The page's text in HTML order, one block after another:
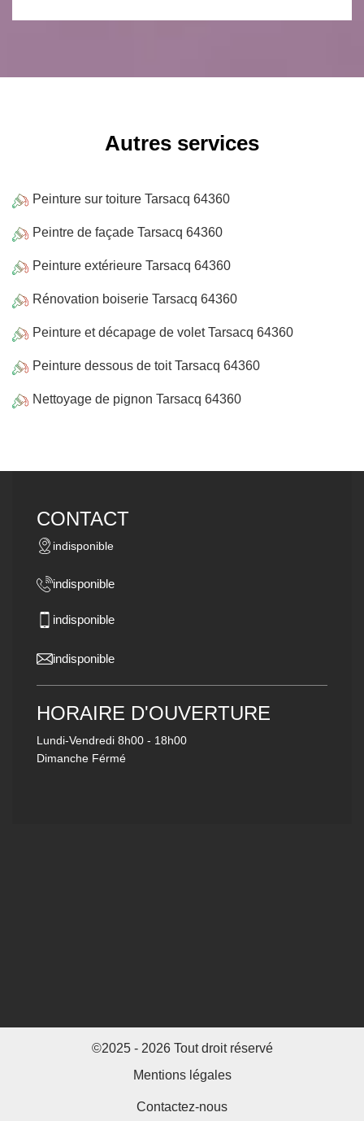
Autres services
Peinture sur toiture Tarsacq 64360
Peintre de façade Tarsacq 64360
Peinture extérieure Tarsacq 64360
Rénovation boiserie Tarsacq 64360
Peinture et décapage de volet Tarsacq 64360
Peinture dessous de toit Tarsacq 64360
Nettoyage de pignon Tarsacq 64360
CONTACT
indisponible
indisponible
indisponible
indisponible
HORAIRE D'OUVERTURE
Lundi-Vendredi 8h00 - 18h00
Dimanche Férmé
©2025 - 2026 Tout droit réservé
Mentions légales
Contactez-nous